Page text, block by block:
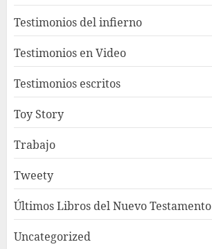
Testimonios del infierno
Testimonios en Video
Testimonios escritos
Toy Story
Trabajo
Tweety
Últimos Libros del Nuevo Testamento
Uncategorized